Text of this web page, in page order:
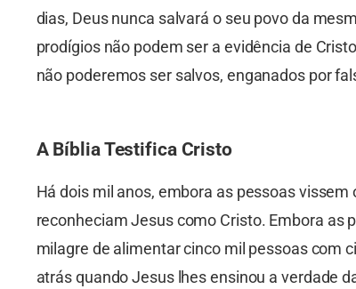
dias, Deus nunca salvará o seu povo da
prodígios não podem ser a evidência de
não poderemos ser salvos, enganados por
A Bíblia Testifica Cristo
Há dois mil anos, embora as pessoas
reconheciam Jesus como Cristo. Embora as
milagre de alimentar cinco mil pessoas com
atrás quando Jesus lhes ensinou a verdade